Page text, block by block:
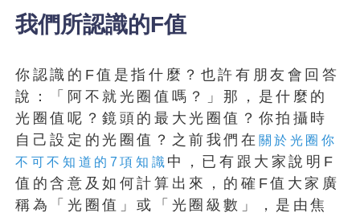
我們所認識的F值
你認識的F值是指什麼？也許有朋友會回答
說：「阿不就光圈值嗎？」那，是什麼的
光圈值呢？鏡頭的最大光圈值？你拍攝時
自己設定的光圈值？之前我們在 關於光圈你
不可不知道的7項知識 中，已有跟大家說明F
值的含意及如何計算出來，的確F值大家廣
稱為「光圈值」或「光圈級數」，是由焦